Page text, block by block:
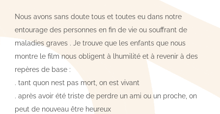
Nous avons sans doute tous et toutes eu dans notre
entourage des personnes en fin de vie ou souffrant de
maladies graves . Je trouve que les enfants que nous
montre le film nous obligent à lhumilité et à revenir à des
repères de base :
. tant quon nest pas mort, on est vivant
. après avoir été triste de perdre un ami ou un proche, on
peut de nouveau être heureux